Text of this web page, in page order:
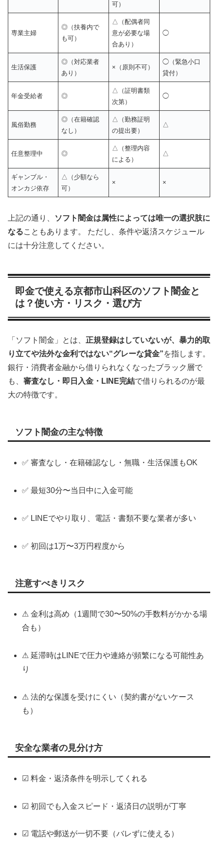
可）
専業主婦
◎（扶養内で
も可）
△（配偶者同
意が必要な場
合あり）
◯
生活保護
◎（対応業者
あり）
×（原則不可）
◯（緊急小口
貸付）
年金受給者 ◎
△（証明書類
次第）
◯
風俗勤務
◎（在籍確認
なし）
△（勤務証明
の提出要）
△
任意整理中 ◎
△（整理内容
による）
△
ギャンブル・
オンカジ依存
△（少額なら
可）
× ×
上記の通り、
ソフト闇金は属性によっては唯一の選択肢に
なることもあります。 ただし、条件や返済スケジュール
には十分注意してください。
即金で使える京都市山科区のソフト闇金と
は？使い方・リスク・選び方
「ソフト闇金」とは、 正規登録はしていないが、暴力的取
り立てや法外な金利ではない“グレーな貸金”を指します。
銀行・消費者金融から借りられなくなったブラック層で
も、 審査なし・即日入金・LINE完結で借りられるのが最
大の特徴です。
ソフト闇金の主な特徴
✅ 審査なし・在籍確認なし・無職・生活保護もOK
✅ 最短30分〜当日中に入金可能
✅ LINEでやり取り、電話・書類不要な業者が多い
✅ 初回は1万〜3万円程度から
注意すべきリスク
⚠ 金利は高め（1週間で30〜50%の手数料がかかる場
合も）
⚠ 延滞時はLINEで圧力や連絡が頻繁になる可能性あ
り
⚠ 法的な保護を受けにくい（契約書がないケース
も）
安全な業者の見分け方
☑ 料金・返済条件を明示してくれる
☑ 初回でも入金スピード・返済日の説明が丁寧
☑ 電話や郵送が一切不要（バレずに使える）